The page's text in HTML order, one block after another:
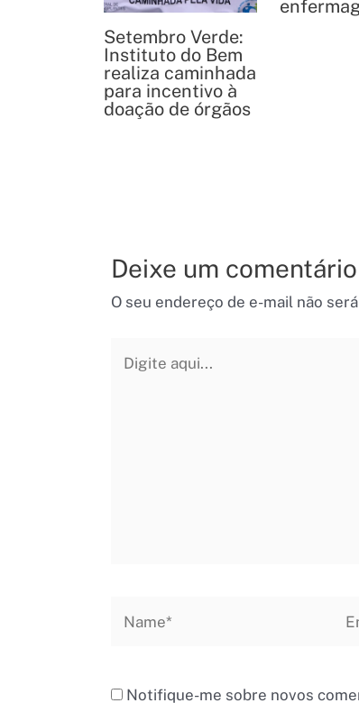
Setembro Verde:
Instituto do Bem
realiza caminhada
para incentivo à
doação de órgãos
Deixe um comentário
O seu endereço de e-mail não
aqui...
Notifique-me sobre novos